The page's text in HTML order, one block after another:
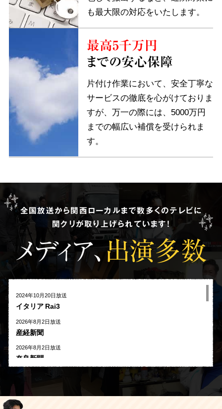
も最大限の対応をいたします。
最高5千万円
までの安心保障
片付け作業において、安全丁寧な
サービスの徹底を心がけておりま
すが、万一の際には、5000万円
までの幅広い補償を受けられま
す。
全国放送から関西ローカルまで数多くのテレビに
関クリが取り上げられています!
メディア、出演多数
2024年10月20日放送
イタリア Rai3
2026年8月2日放送
産経新聞
2026年8月2日放送
奈良新聞
2026年8月1日放送
2026年7月27日放送